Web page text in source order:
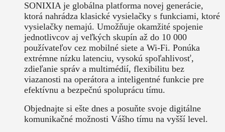
SONIXIA je globálna platforma novej generácie,
ktorá nahrádza klasické vysielačky s funkciami, ktoré
vysielačky nemajú. Umožňuje okamžité spojenie
jednotlivcov aj veľkých skupín až do 10 000
používateľov cez mobilné siete a Wi-Fi. Ponúka
extrémne nízku latenciu, vysokú spoľahlivosť,
zdieľanie správ a multimédií, flexibilitu bez
viazanosti na operátora a inteligentné funkcie pre
efektívnu a bezpečnú spoluprácu tímu.
Objednajte si ešte dnes a posuňte svoje digitálne
komunikačné možnosti Vášho tímu na vyšší level.